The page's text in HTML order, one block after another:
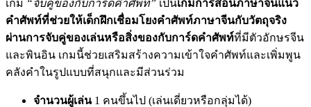
เกม “จับคู่ของกับการ์ดคำศัพท์” เป็นเกมการสอนภาษาจีนแนว
คำศัพท์ที่ช่วยให้เด็กฝึกเชื่อมโยงคำศัพท์ภาษาจีนกับวัตถุจริง
ผ่านการจับคู่ของเล่นหรือสิ่งของกับการ์ดคำศัพท์ที่มีตัวอักษรจีน
และพินอิน เกมนี้ช่วยเสริมสร้างความเข้าใจคำศัพท์และเพิ่มพูน
คลังคำในรูปแบบที่สนุกและมีส่วนร่วม
จำนวนผู้เล่น 1 คนขึ้นไป (เล่นเดี่ยวหรือกลุ่มได้)